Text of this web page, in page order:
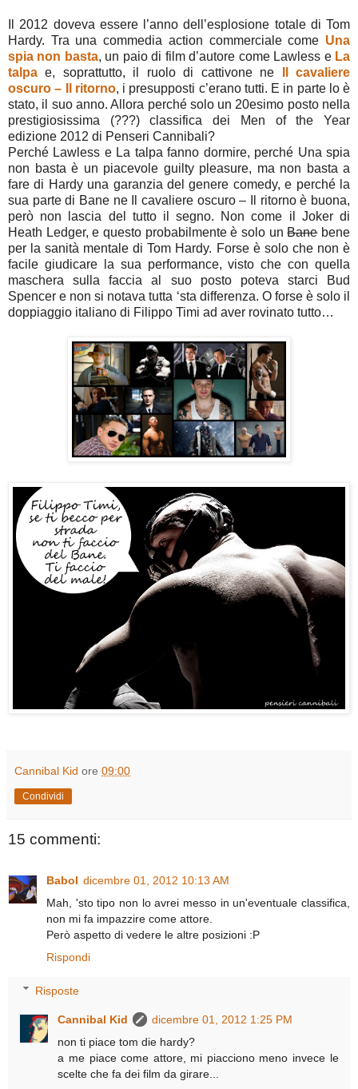
Il 2012 doveva essere l’anno dell’esplosione totale di Tom
Hardy. Tra una commedia action commerciale come Una
spia non basta, un paio di film d’autore come Lawless e La
talpa e, soprattutto, il ruolo di cattivone ne
Il cavaliere
oscuro – Il ritorno, i presupposti c’erano tutti. E in parte lo è
stato, il suo anno. Allora perché solo un 20esimo posto nella
prestigiosissima (???) classifica dei Men of the Year
edizione 2012 di Penseri Cannibali?
Perché Lawless e La talpa fanno dormire, perché Una spia
non basta è un piacevole guilty pleasure, ma non basta a
fare di Hardy una garanzia del genere comedy, e perché la
sua parte di Bane ne Il cavaliere oscuro – Il ritorno è buona,
però non lascia del tutto il segno. Non come il Joker di
Heath Ledger, e questo probabilmente è solo unBanebene
per la sanità mentale di Tom Hardy. Forse è solo che non è
facile giudicare la sua performance, visto che con quella
maschera sulla faccia al suo posto poteva starci Bud
Spencer e non si notava tutta ‘sta differenza. O forse è solo il
doppiaggio italiano di Filippo Timi ad aver rovinato tutto…
Cannibal Kid ore 09:00
Condividi
15 commenti:
Babol dicembre 01, 2012 10:13 AM
Mah, 'sto tipo non lo avrei messo in un'eventuale classifica,
non mi fa impazzire come attore.
Però aspetto di vedere le altre posizioni :P
Rispondi
Risposte
Cannibal Kid
dicembre 01, 2012 1:25 PM
non ti piace tom die hardy?
a me piace come attore, mi piacciono meno invece le
scelte che fa dei film da girare...